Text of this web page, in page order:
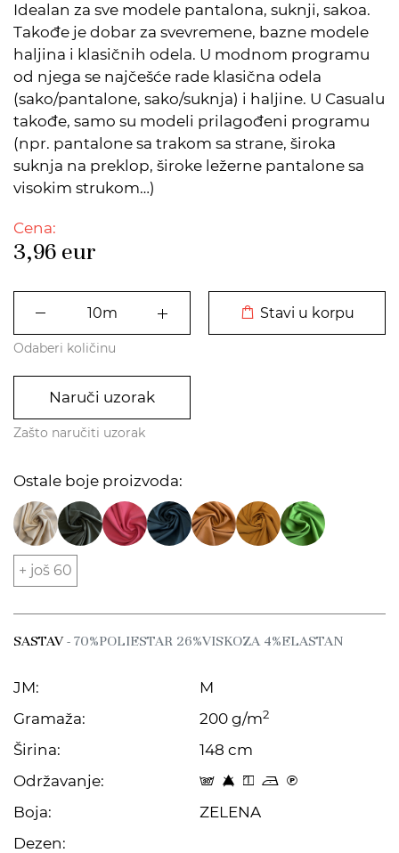
Idealan za sve modele pantalona, suknji, sakoa.
Takođe je dobar za svevremene, bazne modele
haljina i klasičnih odela. U modnom programu
od njega se najčešće rade klasična odela
(sako/pantalone, sako/suknja) i haljine. U Casualu
takođe, samo su modeli prilagođeni programu
(npr. pantalone sa trakom sa strane, široka
suknja na preklop, široke ležerne pantalone sa
visokim strukom…)
Cena:
3,96 eur
Stavi u korpu
Odaberi količinu
Naruči uzorak
Zašto naručiti uzorak
Ostale boje proizvoda:
+ još 60
SASTAV- 70%POLIESTAR 26%VISKOZA 4%ELASTAN
JM:
M
Gramaža:
200 g/m2
Širina:
148 cm
Održavanje:
s 8 y o C
Boja:
ZELENA
Dezen: